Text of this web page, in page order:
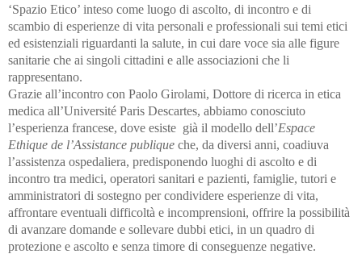
‘Spazio Etico’ inteso come luogo di ascolto, di incontro e di
scambio di esperienze di vita personali e professionali sui temi etici
ed esistenziali riguardanti la salute, in cui dare voce sia alle figure
sanitarie che ai singoli cittadini e alle associazioni che li
rappresentano.
Grazie all’incontro con Paolo Girolami, Dottore di ricerca in etica
medica all’Université Paris Descartes, abbiamo conosciuto
l’esperienza francese, dove esiste già il modello dell’Espace
Ethique de l’Assistance publique che, da diversi anni, coadiuva
l’assistenza ospedaliera, predisponendo luoghi di ascolto e di
incontro tra medici, operatori sanitari e pazienti, famiglie, tutori e
amministratori di sostegno per condividere esperienze di vita,
affrontare eventuali difficoltà e incomprensioni, offrire la possibilità
di avanzare domande e sollevare dubbi etici, in un quadro di
protezione e ascolto e senza timore di conseguenze negative.